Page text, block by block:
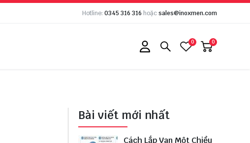
Hotline: 0345 316 316 hoặcsales@inoxmen.com
0 0
Bài viết mới nhất
Cách Lắp Van Một Chiều